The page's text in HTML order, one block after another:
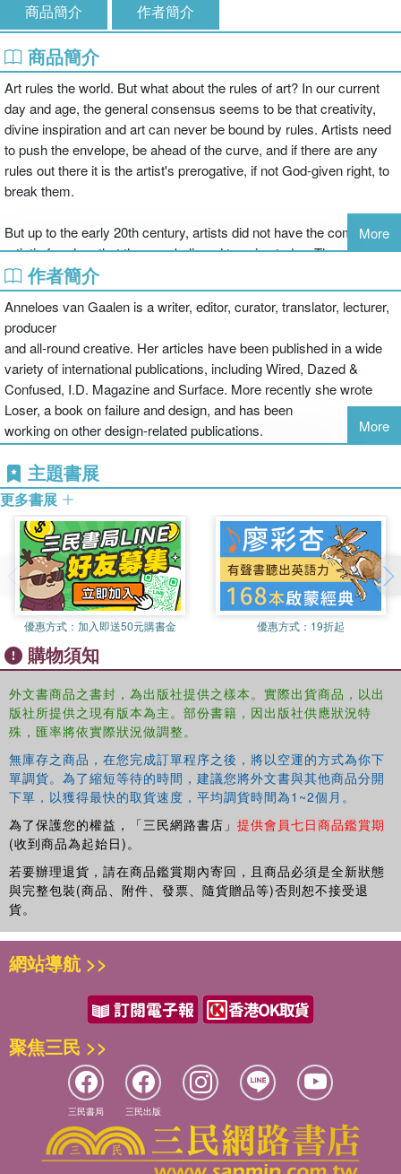
商品簡介 作者簡介
商品簡介
Art rules the world. But what about the rules of art? In our current
day and age, the general consensus seems to be that creativity,
divine inspiration and art can never be bound by rules. Artists need
to push the envelope, be ahead of the curve, and if there are any
rules out there it is the artist's prerogative, if not God-given right, to
break them.
But up to the early 20th century, artists did not have the complete
artistic freedom that they are believed to enjoy today. They were
bound by rules of art, of decency and indeed of taste.
This books contains 51 art rules. From the age-old ‘Rule of Thirds'
to modern mantras like ‘Design isn't art.' Myths, like the one of the
struggling artist, are dispelled, while other rules are merely
confirmed with the help of quotes by artists, theorists and art
enthusiasts.
More
作者簡介
Anneloes van Gaalen is a writer, editor, curator, translator, lecturer,
producer
and all-round creative. Her articles have been published in a wide
variety of international publications, including Wired, Dazed &
Confused, I.D. Magazine and Surface. More recently she wrote
Loser, a book on failure and design, and has been
working on other design-related publications.
More
主題書展
更多書展
優惠方式： 加入即送50元購書金 優惠方式： 19折起
購物須知
外文書商品之書封，為出版社提供之樣本。實際出貨商品，以出
版社所提供之現有版本為主。部份書籍，因出版社供應狀況特
殊，匯率將依實際狀況做調整。
無庫存之商品，在您完成訂單程序之後，將以空運的方式為你下
單調貨。為了縮短等待的時間，建議您將外文書與其他商品分開
下單，以獲得最快的取貨速度，平均調貨時間為1~2個月。
為了保護您的權益，「三民網路書店」 提供會員七日商品鑑賞期
(收到商品為起始日)。
若要辦理退貨，請在商品鑑賞期內寄回，且商品必須是全新狀態
與完整包裝(商品、附件、發票、隨貨贈品等)否則恕不接受退
貨。
網站導航 >>
聚焦三民 >>
三民書局 三民出版